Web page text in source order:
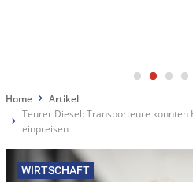
Home
Artikel
Teurer Diesel: Transporteure konnten
einpreisen
WIRTSCHAFT